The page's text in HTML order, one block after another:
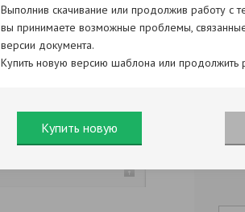
Выполнив скачивание или продолжив работу с
вы принимаете возможные проблемы,
версии документа.
Купить новую версию шаблона или продолжить
Купить новую